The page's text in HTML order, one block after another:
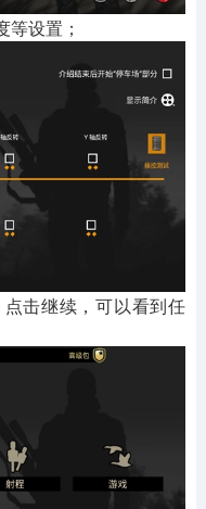
设置；
击继续，可以看到任